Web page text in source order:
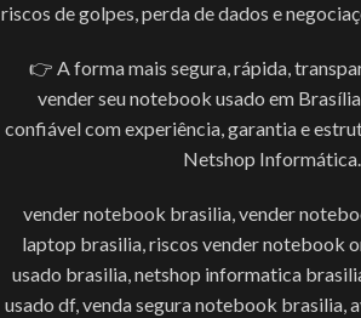
riscos de golpes, perda de dados e
👉 A forma mais segura, rápida,
vender seu notebook usado em
confiável com experiência, garantia e
Netshop Informática.
vender notebook brasilia, vender
laptop brasilia, riscos vender notebook
usado brasilia, netshop informatica
usado df, venda segura notebook brasilia,